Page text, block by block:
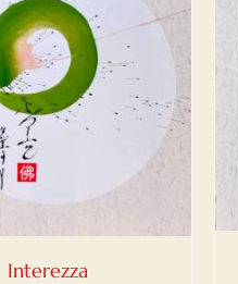
Interezza
AL CARRELLO
DETTAGLI